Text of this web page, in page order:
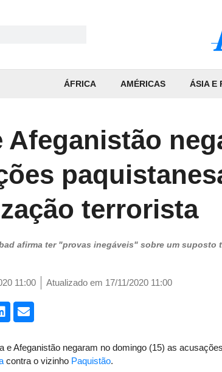
ÁFRICA AMÉRICAS ÁSIA E
Afeganistão
terrorista
afirma ter "provas inegáveis" sobre um suposto
11:00 Atualizado em 17/11/2020 11:00
e Afeganistão negaram no domingo (15) as
contra o vizinho Paquistão.